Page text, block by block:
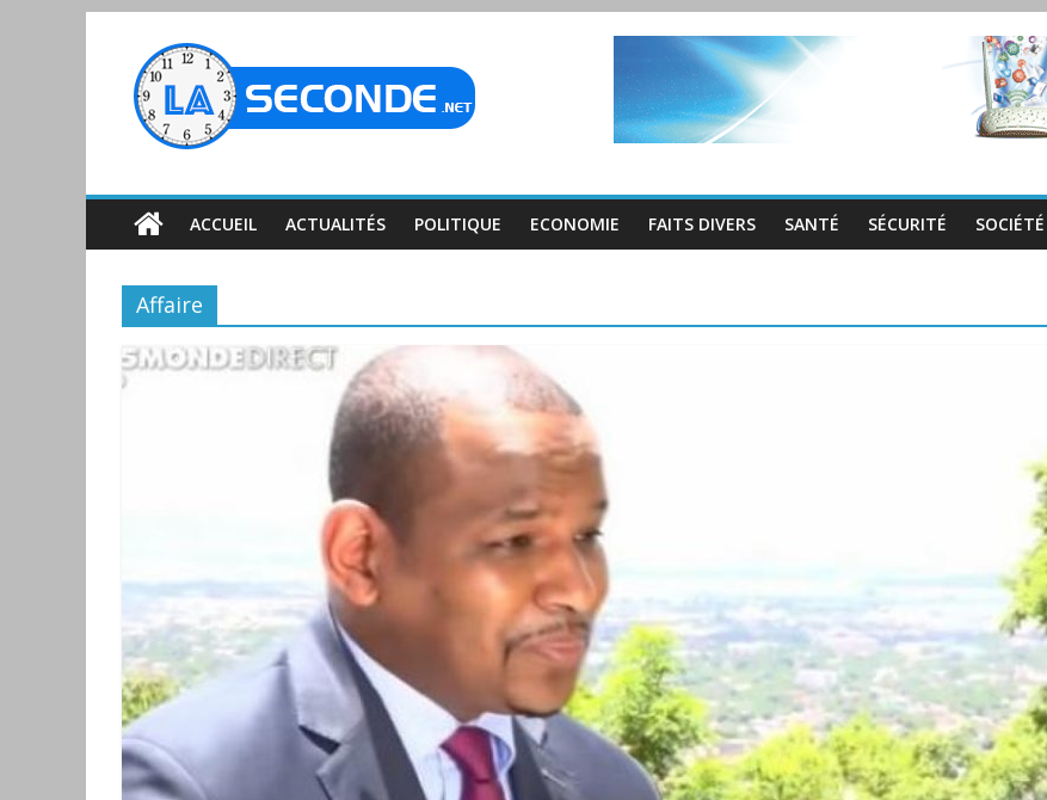
ACCUEIL ACTUALITÉS POLITIQUE ECONOMIE FAITS DIVERS SANTÉ SÉCURITÉ SOCIÉTÉ
Affaire